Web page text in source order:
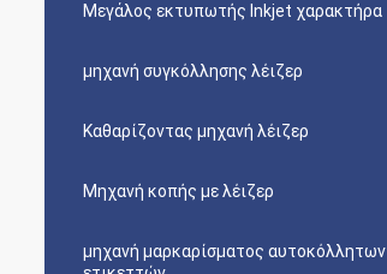
Μεγάλος εκτυπωτής Inkjet χαρακτήρα
μηχανή συγκόλλησης λέιζερ
Καθαρίζοντας μηχανή λέιζερ
Μηχανή κοπής με λέιζερ
μηχανή μαρκαρίσματος αυτοκόλλητων